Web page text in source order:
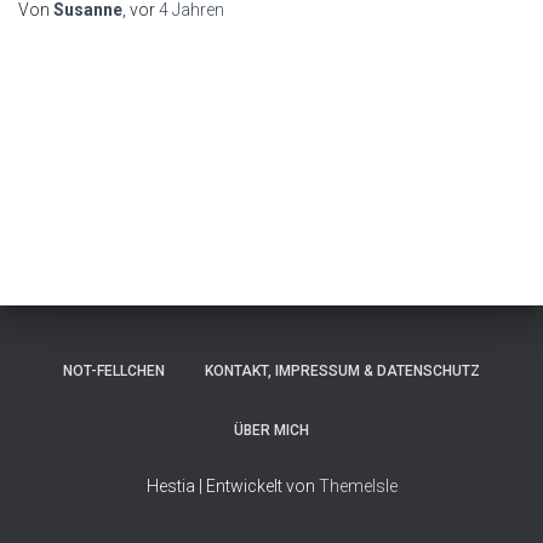
Von Susanne , vor4 Jahren
NOT-FELLCHEN KONTAKT, IMPRESSUM & DATENSCHUTZ
ÜBER MICH
Hestia | Entwickelt von ThemeIsle